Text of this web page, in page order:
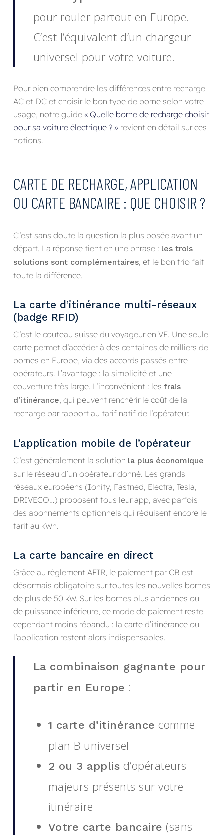
pour rouler partout en Europe.
C’est l’équivalent d’un chargeur
universel pour votre voiture.
Pour bien comprendre les différences entre recharge
AC et DC et choisir le bon type de borne selon votre
usage, notre guide « Quelle borne de recharge choisir
pour sa voiture électrique ? »revient en détail sur ces
notions.
CARTE DE RECHARGE, APPLICATION
OU CARTE BANCAIRE : QUE CHOISIR ?
C’est sans doute la question la plus posée avant un
départ. La réponse tient en une phrase : les trois
solutions sont complémentaires, et le bon trio fait
toute la différence.
La carte d’itinérance multi-réseaux
(badge RFID)
C’est le couteau suisse du voyageur en VE. Une seule
carte permet d’accéder à des centaines de milliers de
bornes en Europe, via des accords passés entre
opérateurs. L’avantage : la simplicité et une
couverture très large. L’inconvénient : les frais
d’itinérance, qui peuvent renchérir le coût de la
recharge par rapport au tarif natif de l’opérateur.
L’application mobile de l’opérateur
C’est généralement la solution la plus économique
sur le réseau d’un opérateur donné. Les grands
réseaux européens (Ionity, Fastned, Electra, Tesla,
DRIVECO…) proposent tous leur app, avec parfois
des abonnements optionnels qui réduisent encore le
tarif au kWh.
La carte bancaire en direct
Grâce au règlement AFIR, le paiement par CB est
désormais obligatoire sur toutes les nouvelles bornes
de plus de 50 kW. Sur les bornes plus anciennes ou
de puissance inférieure, ce mode de paiement reste
cependant moins répandu : la carte d’itinérance ou
l’application restent alors indispensables.
La combinaison gagnante pour
partir en Europe :
1 carte d’itinérance comme
plan B universel
2 ou 3 applis d’opérateurs
majeurs présents sur votre
itinéraire
Votre carte bancaire (sans